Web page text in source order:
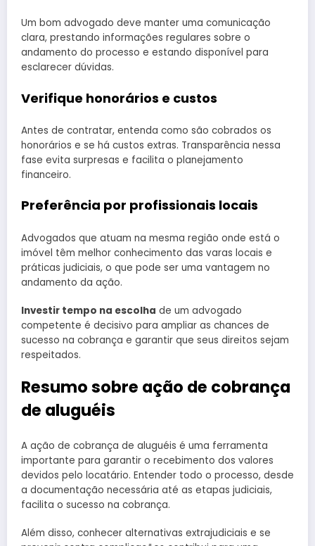
Um bom advogado deve manter uma comunicação
clara, prestando informações regulares sobre o
andamento do processo e estando disponível para
esclarecer dúvidas.
Verifique honorários e custos
Antes de contratar, entenda como são cobrados os
honorários e se há custos extras. Transparência nessa
fase evita surpresas e facilita o planejamento
financeiro.
Preferência por profissionais locais
Advogados que atuam na mesma região onde está o
imóvel têm melhor conhecimento das varas locais e
práticas judiciais, o que pode ser uma vantagem no
andamento da ação.
Investir tempo na escolha de um advogado
competente é decisivo para ampliar as chances de
sucesso na cobrança e garantir que seus direitos sejam
respeitados.
Resumo sobre ação de cobrança
de aluguéis
A ação de cobrança de aluguéis é uma ferramenta
importante para garantir o recebimento dos valores
devidos pelo locatário. Entender todo o processo, desde
a documentação necessária até as etapas judiciais,
facilita o sucesso na cobrança.
Além disso, conhecer alternativas extrajudiciais e se